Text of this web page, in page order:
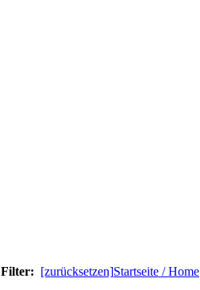
Filter: [zurücksetzen]Startseite / Home